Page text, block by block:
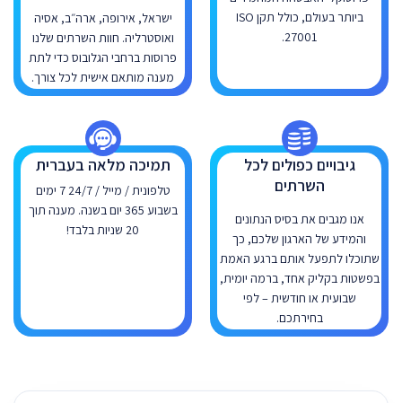
ביותר בעולם, כולל תקן ISO
27001.
ישראל, אירופה, ארה״ב, אסיה
ואוסטרליה. חוות השרתים שלנו
פרוסות ברחבי הגלובוס כדי לתת
מענה מותאם אישית לכל צורך.
גיבויים כפולים לכל
השרתים
אנו מגבים את בסיס הנתונים
והמידע של הארגון שלכם, כך
שתוכלו לתפעל אותם ברגע האמת
בפשטות בקליק אחד, ברמה יומית,
שבועית או חודשית – לפי
בחירתכם.
תמיכה מלאה בעברית
טלפונית / מייל / 24/7 7 ימים
בשבוע 365 יום בשנה. מענה תוך
20 שניות בלבד!